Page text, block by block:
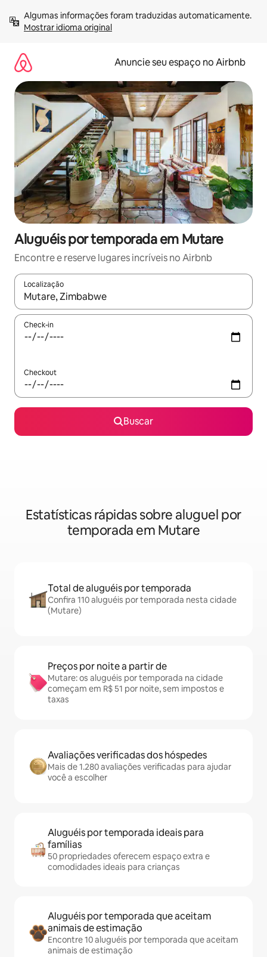
para
Mostrar idioma original
Anuncie seu espaço no Airbnb
Aluguéis por temporada em Mutare
Encontre e reserve lugares incríveis no Airbnb
Localização
Quando os resultados estiverem disponíveis, explore-os
Check-in
Checkout
Buscar
Estatísticas rápidas sobre aluguel por
temporada em Mutare
Total de aluguéis por temporada
Confira 110 aluguéis por temporada nesta cidade
(Mutare)
Preços por noite a partir de
Mutare: os aluguéis por temporada na cidade
começam em R$ 51 por noite, sem impostos e
taxas
Avaliações verificadas dos hóspedes
Mais de 1.280 avaliações verificadas para ajudar
você a escolher
Aluguéis por temporada ideais para
famílias
50 propriedades oferecem espaço extra e
comodidades ideais para crianças
Aluguéis por temporada que aceitam
animais de estimação
Encontre 10 aluguéis por temporada que aceitam
animais de estimação